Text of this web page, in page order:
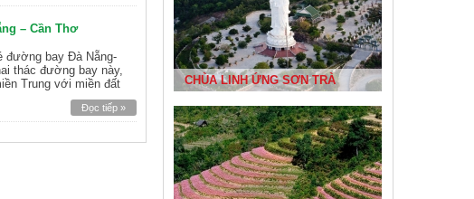
– Cần Thơ
đường bay Đà Nẵng-
thác đường bay này,
Trung với miền đất
Đọc tiếp »
CHÙA LINH ỨNG SƠN TRÀ